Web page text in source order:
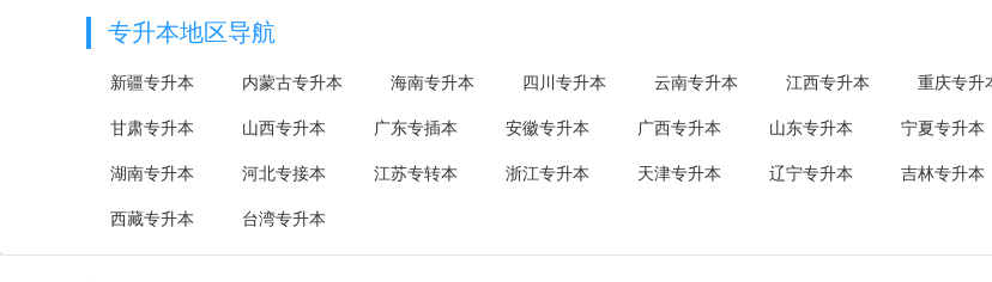
专升本地区导航
新疆专升本 内蒙古专升本 海南专升本 四川专升本 云南专升本 江西专升本 重庆专升
甘肃专升本 山西专升本 广东专插本 安徽专升本 广西专升本 山东专升本 宁夏专升本
湖南专升本 河北专接本 江苏专转本 浙江专升本 天津专升本 辽宁专升本 吉林专升本
西藏专升本 台湾专升本